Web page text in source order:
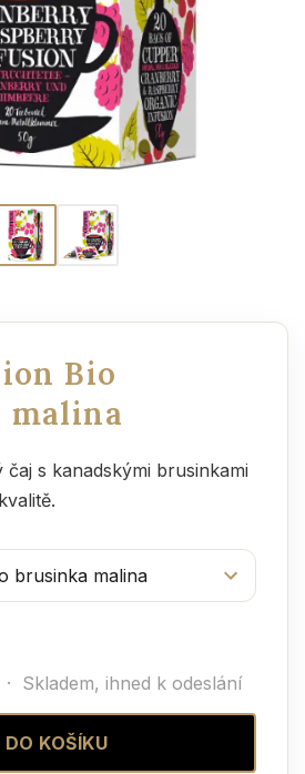
Bio
malina
s kanadskými brusinkami
Skladem, ihned k odeslání
DO KOŠÍKU